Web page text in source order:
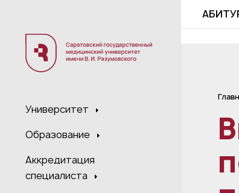
Университет
Образование
Аккредитация
специалиста